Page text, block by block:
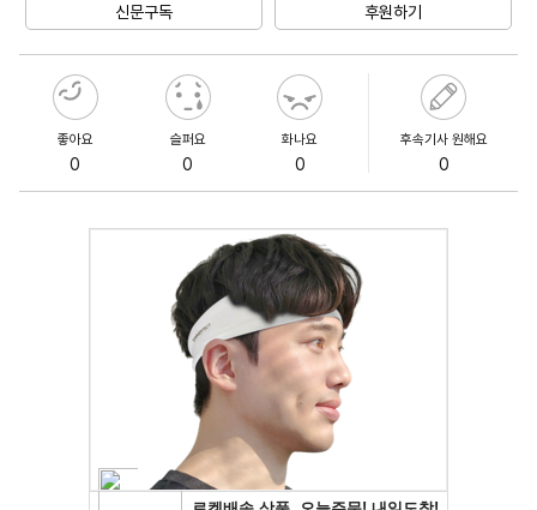
신문구독 후원하기
좋아요
0
슬퍼요
0
화나요
0
후속기사 원해요
0